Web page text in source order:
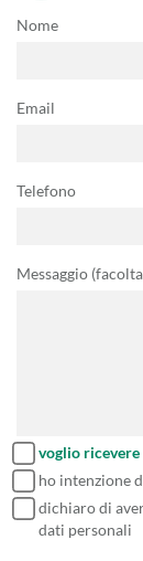
Nome
Email
Telefono
Messaggio
voglio ricevere
ho intenzione
dichiaro di
dati personali